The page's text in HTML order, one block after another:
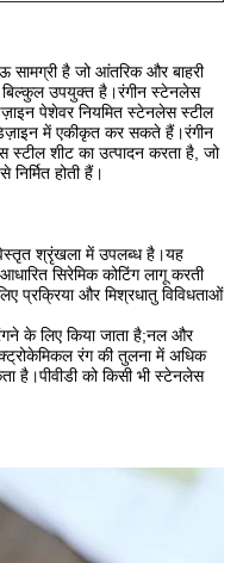
है जो आंतरिक और बाहरी
बिल्कुल उपयुक्त है।रंगीन स्टेनलेस
पेशेवर नियमित स्टेनलेस स्टील
में एकीकृत कर सकते हैं।रंगीन
स्टील शीट का उत्पादन करता है, जो
होती हैं।
श्रृंखला में उपलब्ध है।यह
सिरेमिक कोटिंग लागू करती
प्रक्रिया और मिश्रधातु विविधताओं
के लिए किया जाता है;नल और
रंग की तुलना में अधिक
है।पीवीडी को किसी भी स्टेनलेस